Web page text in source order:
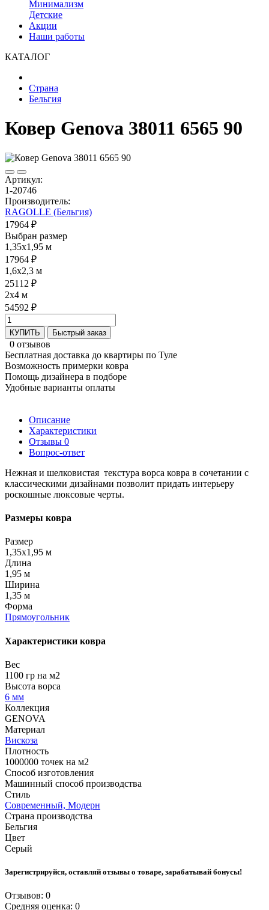
Минимализм
Детские
Акции
Наши работы
КАТАЛОГ
Страна
Бельгия
Ковер Genova 38011 6565 90
Артикул:
1-20746
Производитель:
RAGOLLE (Бельгия)
17964 ₽
Выбран размер
1,35x1,95 м
17964 ₽
1,6x2,3 м
25112 ₽
2x4 м
54592 ₽
КУПИТЬ Быстрый заказ
0 отзывов
Бесплатная доставка до квартиры по Туле
Возможность примерки ковра
Помощь дизайнера в подборе
Удобные варианты оплаты
Описание
Характеристики
Отзывы 0
Вопрос-ответ
Нежная и шелковистая текстура ворса ковра в сочетании с
классическими дизайнами позволит придать интерьеру
роскошные люксовые черты.
Размеры ковра
Размер
1,35x1,95 м
Длина
1,95 м
Ширина
1,35 м
Форма
Прямоугольник
Характеристики ковра
Вес
1100 гр на м2
Высота ворса
6 мм
Коллекция
GENOVA
Материал
Вискоза
Плотность
1000000 точек на м2
Способ изготовления
Машинный способ производства
Стиль
Современный, Модерн
Страна производства
Бельгия
Цвет
Серый
Зарегистрируйся, оставляй отзывы о товаре, зарабатывай бонусы!
Отзывов: 0
Средняя оценка: 0